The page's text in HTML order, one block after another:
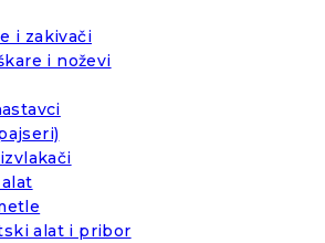
i zakivači
i noževi
alat i pribor